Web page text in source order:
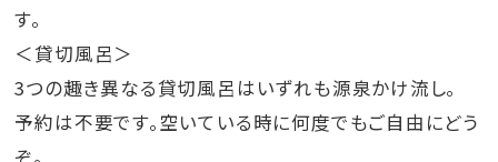
す。
＜貸切風呂＞
3つの趣き異なる貸切風呂はいずれも源泉かけ流し。
予約は不要です。空いている時に何度でもご自由にどう